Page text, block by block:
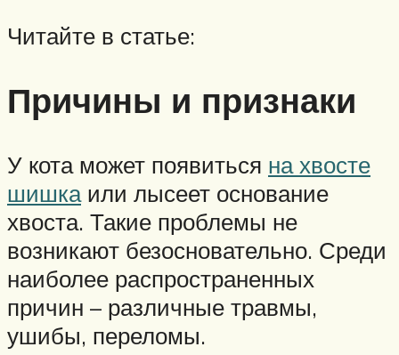
Читайте в статье:
Причины и признаки
У кота может появиться на хвосте
шишкаили лысеет основание
хвоста. Такие проблемы не
возникают безосновательно. Среди
наиболее распространенных
причин – различные травмы,
ушибы, переломы.